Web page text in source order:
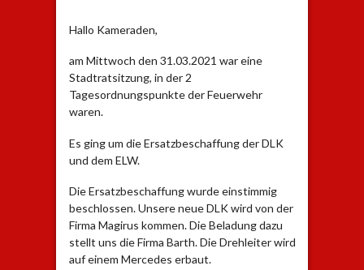
ELW
Hallo Kameraden,
am Mittwoch den 31.03.2021 war eine
Stadtratsitzung, in der 2
Tagesordnungspunkte der Feuerwehr
waren.
Es ging um die Ersatzbeschaffung der DLK
und dem ELW.
Die Ersatzbeschaffung wurde einstimmig
beschlossen. Unsere neue DLK wird von der
Firma Magirus kommen. Die Beladung dazu
stellt uns die Firma Barth. Die Drehleiter wird
auf einem Mercedes erbaut.